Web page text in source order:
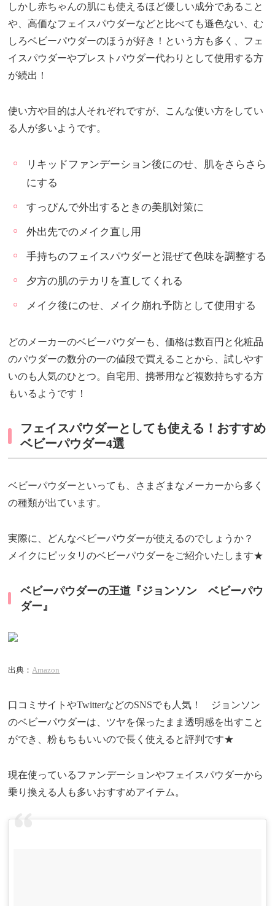
しかし赤ちゃんの肌にも使えるほど優しい成分であること
や、高価なフェイスパウダーなどと比べても遜色ない、む
しろベビーパウダーのほうが好き！という方も多く、フェ
イスパウダーやプレストパウダー代わりとして使用する方
が続出！
使い方や目的は人それぞれですが、こんな使い方をしてい
る人が多いようです。
リキッドファンデーション後にのせ、肌をさらさら
にする
すっぴんで外出するときの美肌対策に
外出先でのメイク直し用
手持ちのフェイスパウダーと混ぜて色味を調整する
夕方の肌のテカリを直してくれる
メイク後にのせ、メイク崩れ予防として使用する
どのメーカーのベビーパウダーも、価格は数百円と化粧品
のパウダーの数分の一の値段で買えることから、試しやす
いのも人気のひとつ。自宅用、携帯用など複数持ちする方
もいるようです！
フェイスパウダーとしても使える！おすすめ
ベビーパウダー4選
ベビーパウダーといっても、さまざまなメーカーから多く
の種類が出ています。
実際に、どんなベビーパウダーが使えるのでしょうか？
メイクにピッタリのベビーパウダーをご紹介いたします★
ベビーパウダーの王道『ジョンソン ベビーパウ
ダー』
出典：Amazon
口コミサイトやTwitterなどのSNSでも人気！ ジョンソン
のベビーパウダーは、ツヤを保ったまま透明感を出すこと
ができ、粉もちもいいので長く使えると評判です★
現在使っているファンデーションやフェイスパウダーから
乗り換える人も多いおすすめアイテム。